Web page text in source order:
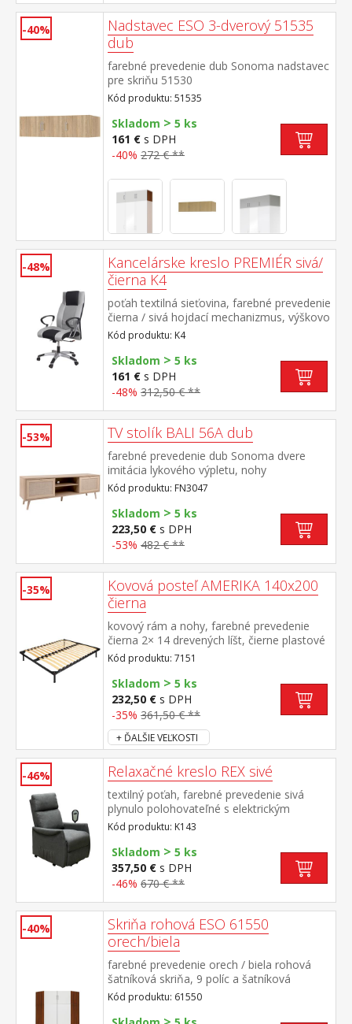
-40%
Nadstavec ESO 3-dverový 51535
dub
farebné prevedenie dub Sonoma nadstavec
pre skriňu 51530
Kód produktu: 51535
Skladom > 5 ks
161 € s DPH
-40% 272 € **
-48%
Kancelárske kreslo PREMIÉR sivá/
čierna K4
poťah textilná sieťovina, farebné prevedenie
čierna / sivá hojdací mechanizmus, výškovo
nastaviteľné výška sedu 39-48 cm, výška
operadla 70 cm odporúčaná nosnosť do
120 kg
Kód produktu: K4
Skladom > 5 ks
161 € s DPH
-48% 312,50 € **
-53% TV stolík BALI 56A dub
farebné prevedenie dub Sonoma dvere
imitácia lykového výpletu, nohy
masív 2 police, 2 malé dvierka, odporúčaná
nosnosť do 35 kg
Kód produktu: FN3047
Skladom > 5 ks
223,50 € s DPH
-53% 482 € **
-35%
Kovová posteľ AMERIKA 140x200
čierna
kovový rám a nohy, farebné prevedenie
čierna 2× 14 drevených líšt, čierne plastové
spojky odporúčaný rozmer matraca 140 ×
200 cm
Kód produktu: 7151
Skladom > 5 ks
232,50 € s DPH
-35% 361,50 € **
+ ĎALŠIE VEĽKOSTI
-46% Relaxačné kreslo REX sivé
textilný poťah, farebné prevedenie sivá
plynulo polohovateľné s elektrickým
ovládaním vrátane zdvihnutie kreslá pre
ľahšie vstávanie výška sedu 49 cm,
odporúčaná nosnosť do 120 kg
Kód produktu: K143
Skladom > 5 ks
357,50 € s DPH
-46% 670 € **
-40%
Skriňa rohová ESO 61550
orech/biela
farebné prevedenie orech / biela rohová
šatníková skriňa, 9 políc a šatníková
tyč možné doplniť o nadstavec 61555
Kód produktu: 61550